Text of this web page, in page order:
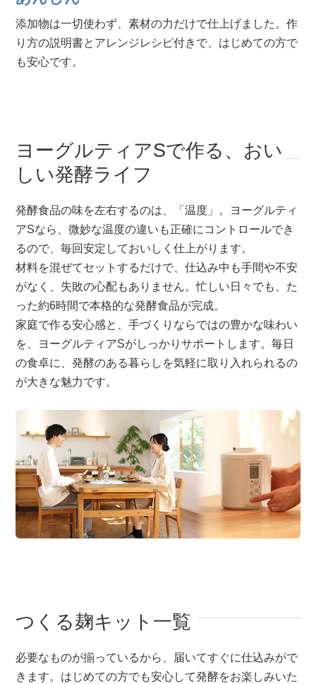
添加物は一切使わず、素材の力だけで仕上げました。作
り方の説明書とアレンジレシピ付きで、はじめての方で
も安心です。
ヨーグルティアSで作る、おい
しい発酵ライフ
発酵食品の味を左右するのは、「温度」。ヨーグルティ
アSなら、微妙な温度の違いも正確にコントロールでき
るので、毎回安定しておいしく仕上がります。
材料を混ぜてセットするだけで、仕込み中も手間や不安
がなく、失敗の心配もありません。忙しい日々でも、た
った約6時間で本格的な発酵食品が完成。
家庭で作る安心感と、手づくりならではの豊かな味わい
を、ヨーグルティアSがしっかりサポートします。毎日
の食卓に、発酵のある暮らしを気軽に取り入れられるの
が大きな魅力です。
つくる麹キット一覧
必要なものが揃っているから、届いてすぐに仕込みがで
きます。はじめての方でも安心して発酵をお楽しみいた